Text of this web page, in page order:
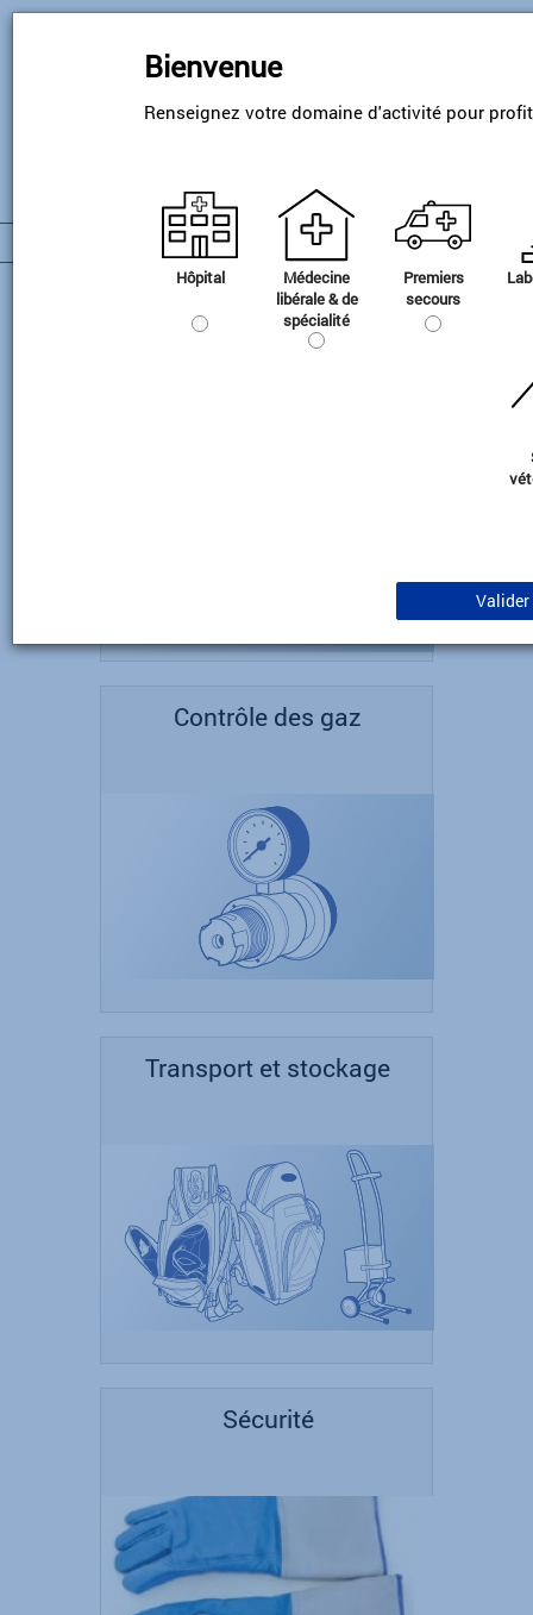
Skip
Bienvenue
Renseignez votre domaine d'activité pour
Hôpital
Médecine
libérale & de
spécialité
Premiers
secours
Valider
Equipements
Contrôle des gaz
Transport et stockage
Sécurité